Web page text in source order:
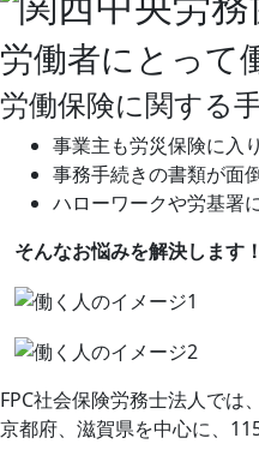
労働者にとって
労働保険に関する
事業主も労災保険に入
事務手続きの書類が面
ハローワークや労基署
そんなお悩みを解決します！
FPC社会保険労務士法人では
京都府、滋賀県を中心に、